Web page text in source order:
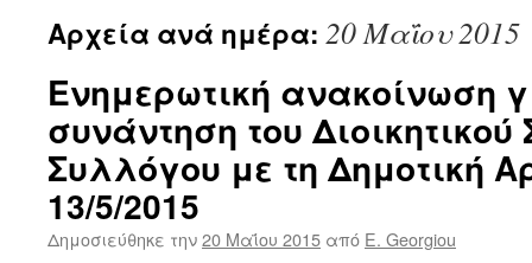
Αρχεία ανά ημέρα: 20 Μαΐου 2015
Ενημερωτική ανακοίνωση
συνάντηση του
Συλλόγου με τη Δημοτική
13/5/2015
Δημοσιεύθηκε την20 Μαΐου 2015 από E. Georgiou